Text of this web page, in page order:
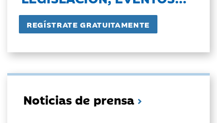
Noticias de prensa